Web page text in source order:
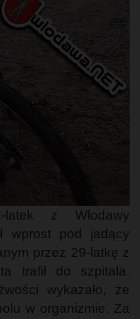
latek z Włodawy
wprost pod jadący
przez 29-latkę z
trafił do szpitala.
wykazało, że
w organizmie. Za